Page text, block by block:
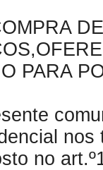
PARA
nos
no